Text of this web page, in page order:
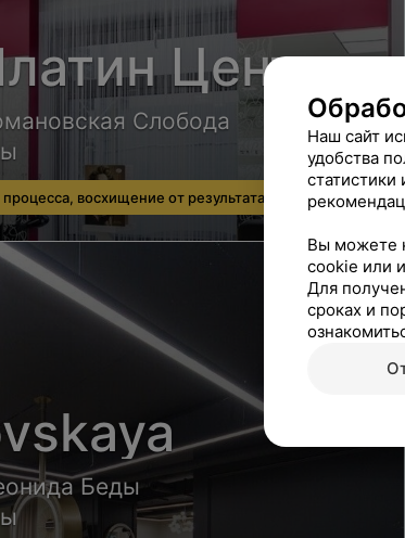
Центр
Слобода
восхищение от результата
Беды
Наш сайт
удобства
Вы можете
cookie или
Для
сроках и